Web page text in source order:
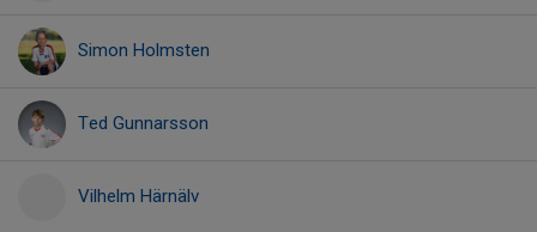
Simon Holmsten
Ted Gunnarsson
Vilhelm Härnälv